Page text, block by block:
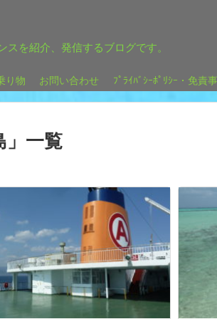
を紹介、発信するブログです。
り物 お問い合わせ ﾌﾟﾗｲﾊﾞｼｰﾎﾟﾘｼｰ・免責
」 一覧